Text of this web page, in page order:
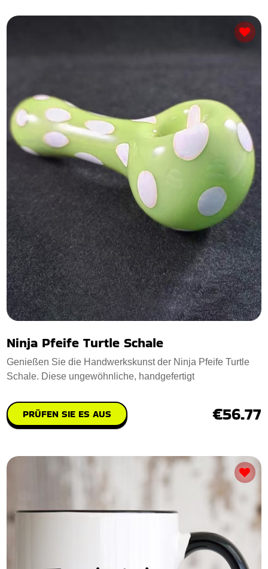
Ninja Pfeife Turtle Schale
Genießen Sie die Handwerkskunst der Ninja Pfeife Turtle
Schale. Diese ungewöhnliche, handgefertigt
PRÜFEN SIE ES AUS €56.77